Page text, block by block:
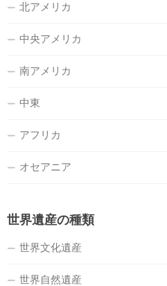
北アメリカ
中央アメリカ
南アメリカ
中東
アフリカ
オセアニア
世界遺産の種類
世界文化遺産
世界自然遺産